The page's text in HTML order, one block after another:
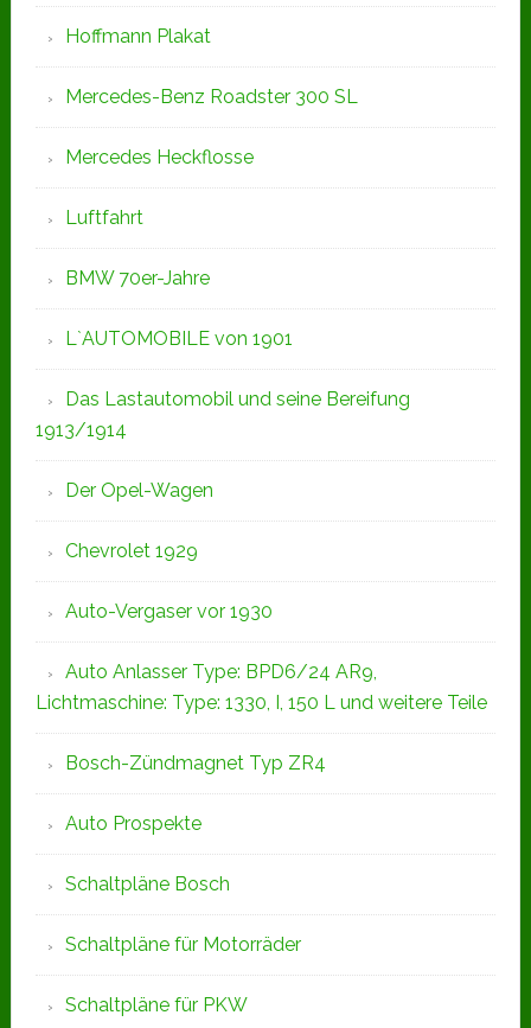
Hoffmann Plakat
Mercedes-Benz Roadster 300 SL
Mercedes Heckflosse
Luftfahrt
BMW 70er-Jahre
L`AUTOMOBILE von 1901
Das Lastautomobil und seine Bereifung
1913/1914
Der Opel-Wagen
Chevrolet 1929
Auto-Vergaser vor 1930
Auto Anlasser Type: BPD6/24 AR9,
Lichtmaschine: Type: 1330, I, 150 L und weitere Teile
Bosch-Zündmagnet Typ ZR4
Auto Prospekte
Schaltpläne Bosch
Schaltpläne für Motorräder
Schaltpläne für PKW